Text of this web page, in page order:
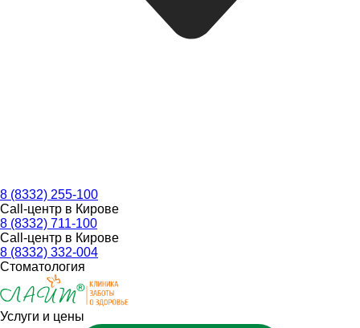
8 (8332) 255-100
Call-центр в Кирове
8 (8332) 711-100
Call-центр в Кирове
8 (8332) 332-004
Стоматология
Услуги и цены